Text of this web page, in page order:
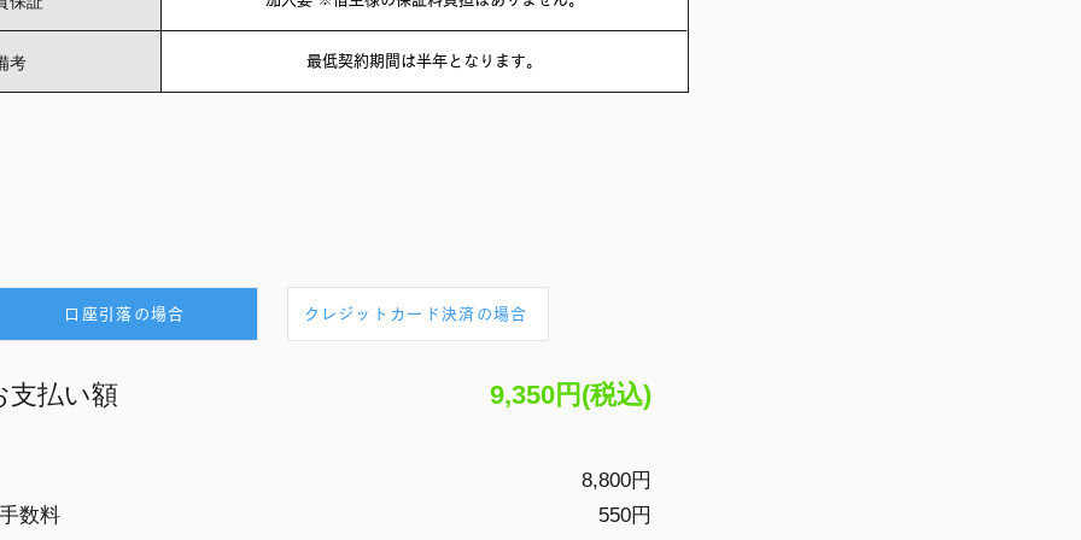
考 最低契約期間は半年となります。
口座引落の場合 クレジットカード決済の場合
支払い額 9,350円(税込)
数料
8,800円
550円